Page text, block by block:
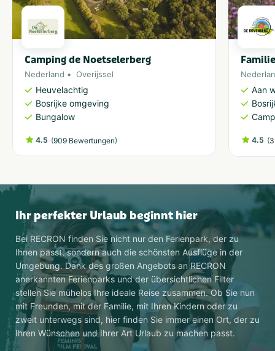
Camping de Noetselerberg
Nederland Overijssel
Heuvelachtig
Bosrijke omgeving
Bungalow
4.5 (909 Bewertungen)
Aan
4.5 (
Ihr perfekter Urlaub beginnt hier
Bei RECRON finden Sie nicht nur den Ferienpark, der zu
Ihnen passt, sondern auch die schönsten Ausflüge in der
Umgebung. Dank des großen Angebots an RECRON
anerkannten Ferienparks und der übersichtlichen Filter
stellen Sie mühelos Ihre ideale Reise zusammen. Ob Sie nun
mit Freunden, mit der Familie, mit Ihren Kindern oder zu
zweit unterwegs sind, hier finden Sie immer einen Ort, der zu
Ihren Wünschen und Ihrer Art Urlaub zu machen passt.